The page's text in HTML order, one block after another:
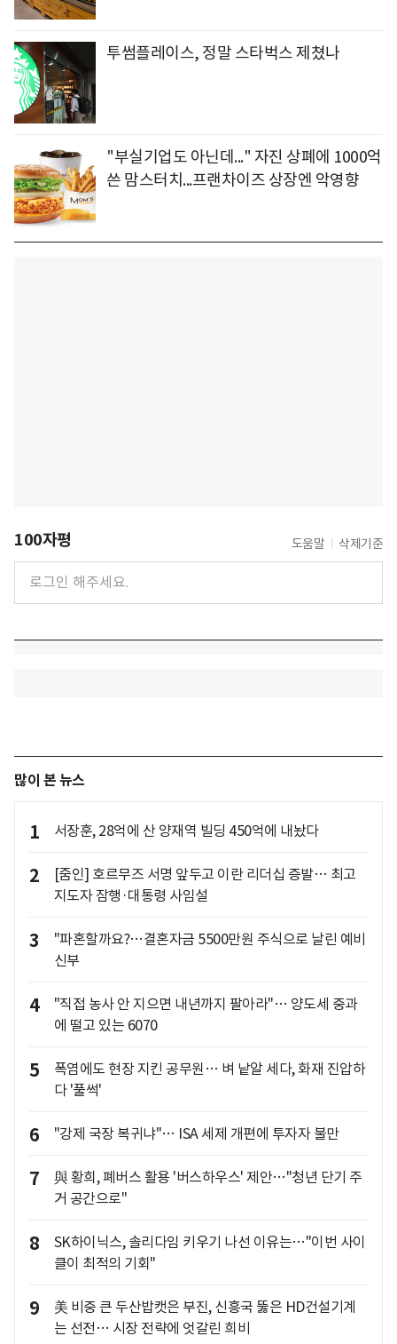
투썸플레이스, 정말 스타벅스 제쳤나
"부실기업도 아닌데..." 자진 상폐에 1000억
쓴 맘스터치...프랜차이즈 상장엔 악영향
100자평 도움말 삭제기준
많이 본 뉴스
1 서장훈, 28억에 산 양재역 빌딩 450억에 내놨다
2
[줌인] 호르무즈 서명 앞두고 이란 리더십 증발… 최고
지도자 잠행·대통령 사임설
3
"파혼할까요?…결혼자금 5500만원 주식으로 날린 예비
신부
4
"직접 농사 안 지으면 내년까지 팔아라"… 양도세 중과
에 떨고 있는 6070
5
폭염에도 현장 지킨 공무원… 벼 낱알 세다, 화재 진압하
다 '풀썩'
6 "강제 국장 복귀냐"… ISA 세제 개편에 투자자 불만
7
與 황희, 폐버스 활용 '버스하우스' 제안…"청년 단기 주
거 공간으로"
8
SK하이닉스, 솔리다임 키우기 나선 이유는…"이번 사이
클이 최적의 기회"
9
美 비중 큰 두산밥캣은 부진, 신흥국 뚫은 HD건설기계
는 선전… 시장 전략에 엇갈린 희비